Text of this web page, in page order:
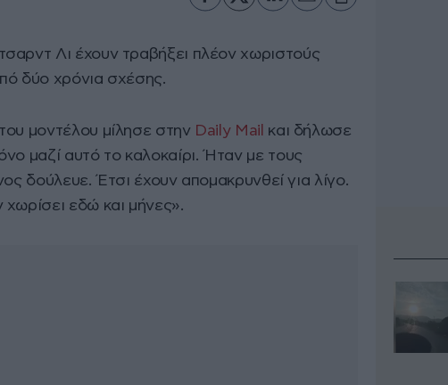
Λι έχουν τραβήξει πλέον χωριστούς
δύο χρόνια σχέσης.
μοντέλου μίλησε στην Daily Mail και δήλωσε
μαζί αυτό το καλοκαίρι. Ήταν με τους
δούλευε. Έτσι έχουν απομακρυνθεί για λίγο.
εδώ και μήνες».